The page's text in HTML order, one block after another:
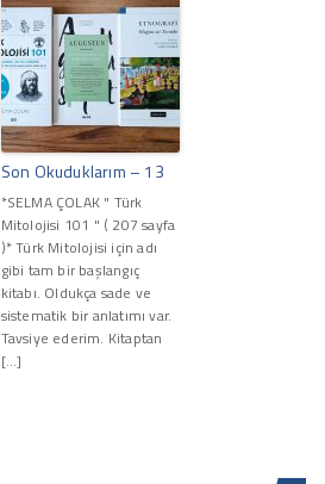
Son Okuduklarım – 13
*SELMA ÇOLAK " Türk
Mitolojisi 101 " ( 207 sayfa
)* Türk Mitolojisi için adı
gibi tam bir başlangıç
kitabı. Oldukça sade ve
sistematik bir anlatımı var.
Tavsiye ederim. Kitaptan
[…]